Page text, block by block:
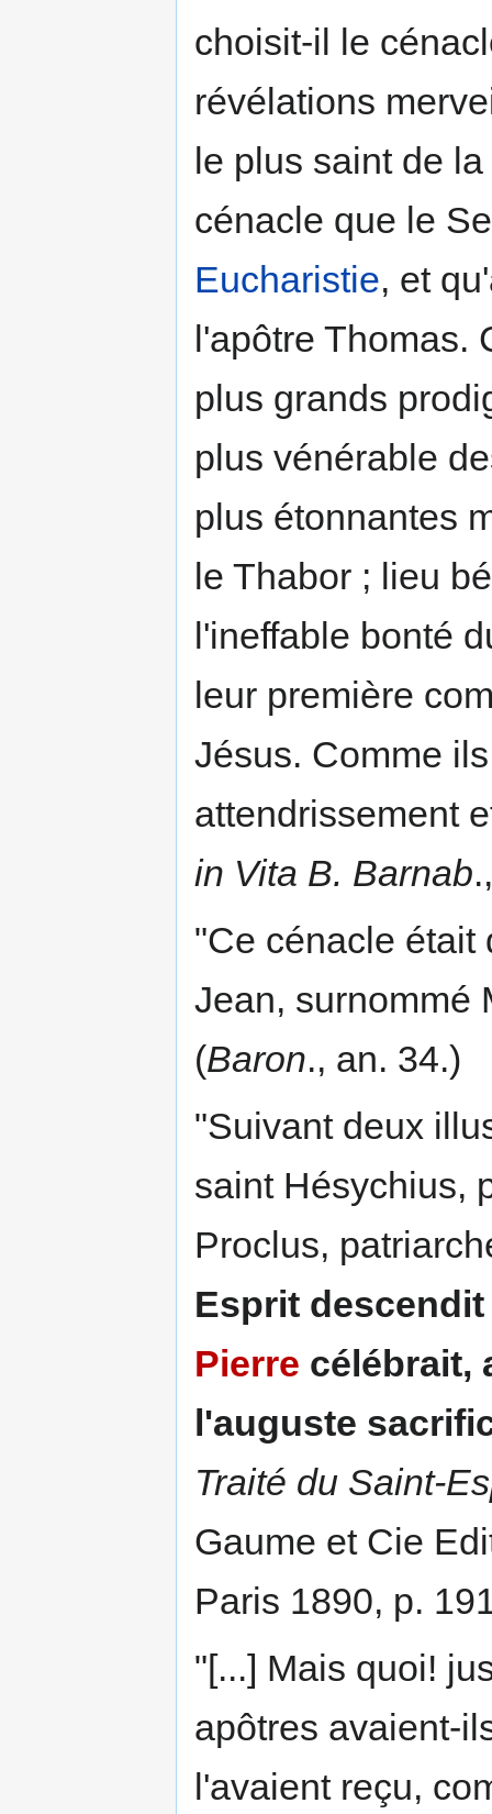
choisit-il le
révélations
le plus saint de
cénacle que le
Eucharistie, et
l'apôtre Thomas.
plus grands
plus vénérable
plus étonnantes
le Thabor ; lieu
l'ineffable bonté
leur première
Jésus. Comme
attendrissement
in Vita B. Barnab
"Ce cénacle était
Jean, surnommé
(Baron., an. 34.)
"Suivant deux
saint Hésychius,
Proclus,
Esprit
Pierre célébrait,
l'auguste
Traité du Saint-
Gaume et Cie
Paris 1890, p.
"[...] Mais quoi!
apôtres avaient-
l'avaient reçu,